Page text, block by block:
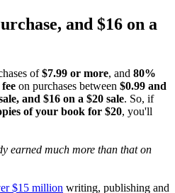
and $16 on a
of$7.99 or more, and 80%
on purchases between $0.99 and
and $16 on a $20 sale. So, if
of your book for $20, you'll
earned much more than that on
$15 million writing, publishing and